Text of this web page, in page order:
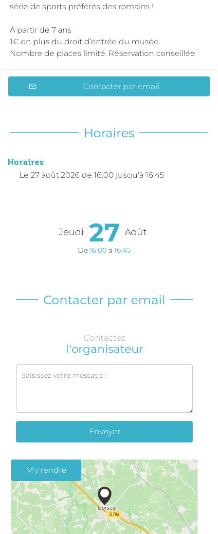
série de sports préférés des romains !
A partir de 7 ans
1€ en plus du droit d’entrée du musée.
Nombre de places limité. Réservation conseillée.
Contacter par email
Horaires
Horaires
Le 27 août 2026 de 16:00 jusqu'à 16:45
Jeudi 27 Août
De 16:00 à 16:45
Contacter par email
Contactez
l'organisateur
Envoyer
M'y rendre